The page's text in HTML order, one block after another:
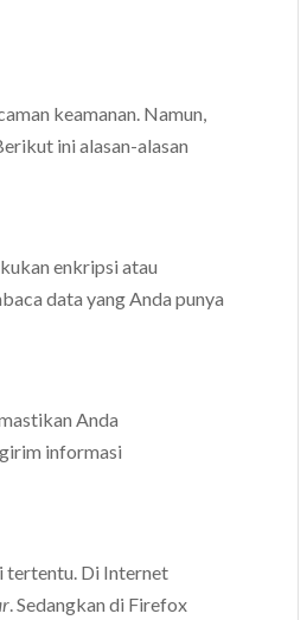
keamanan. Namun,
ini alasan-alasan
enkripsi atau
data yang Anda punya
Anda
informasi
tertentu. Di Internet
. Sedangkan di Firefox